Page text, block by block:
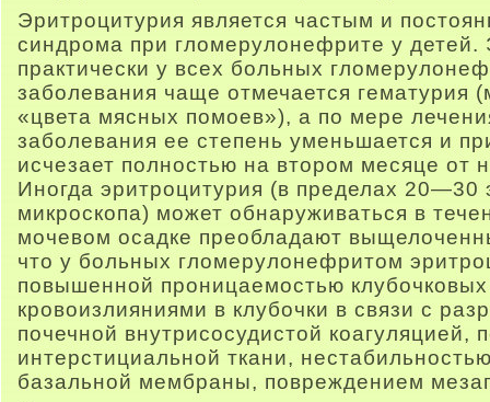
Эритроцитурия является частым и
синдрома при гломерулонефрите у детей.
практически у всех больных
заболевания чаще отмечается гематурия
«цвета мясных помоев»), а по мере
заболевания ее степень уменьшается и
исчезает полностью на втором месяце от
Иногда эритроцитурия (в пределах 20—30
микроскопа) может обнаруживаться в
мочевом осадке преобладают
что у больных гломерулонефритом
повышенной проницаемостью
кровоизлияниями в клубочки в связи с
почечной внутрисосудистой коагуляцией,
интерстициальной ткани,
базальной мембраны, повреждением